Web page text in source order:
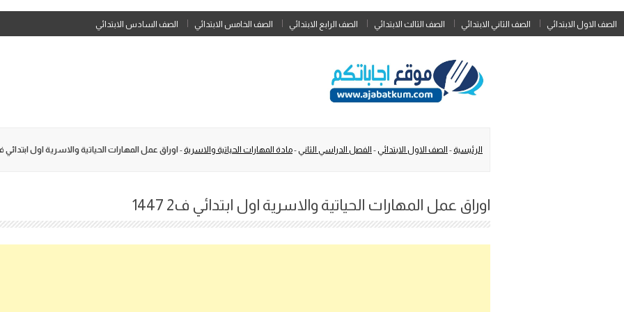
Skip
to
الصف الاول الابتدائي الصف الثاني الابتدائي الصف الثالث الابتدائي الصف الرابع الابتدائي الصف الخامس الابتدائي الصف السادس الابتدائي
الرئيسية - الصف الاول الابتدائي - الفصل الدراسي الثاني -مادة المهارات الحياتية والاسرية - اوراق عمل المهارات الحياتية والاسرية اول ابتدائي ف2
اوراق عمل المهارات الحياتية والاسرية اول ابتدائي ف2 1447